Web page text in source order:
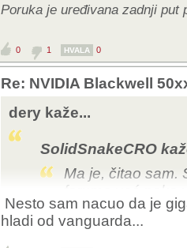
Poruka je uređivana zadnji put
0 1 HVALA 0
Re: NVIDIA Blackwell
dery kaže...
SolidSnakeCRO
Ma je, čitao sam.
foruma već neko
Ako ovde hvale
Nesto sam nacuo da je
hladi od vanguarda...